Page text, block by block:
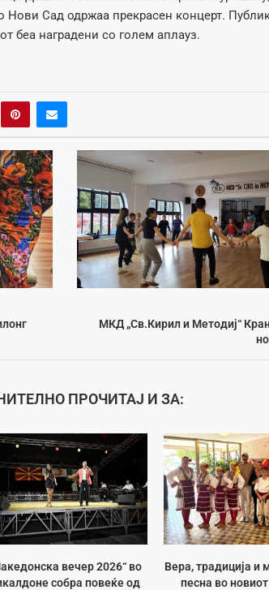
Нови Сад одржаа прекрасен концерт.
беа наградени со голем аплауз.
МКД „Св.Кирил и Методиј“
ПРОЧИТАЈ И ЗА:
вечер 2026“ во
собра повеќе од
Вера, традиција и
песна во